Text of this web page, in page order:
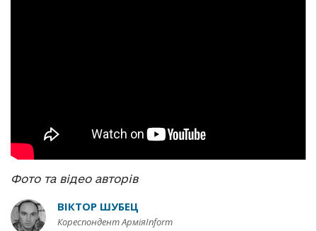
Фото та відео авторів
ВІКТОР ШУБЕЦ
Кореспондент АрміяInform